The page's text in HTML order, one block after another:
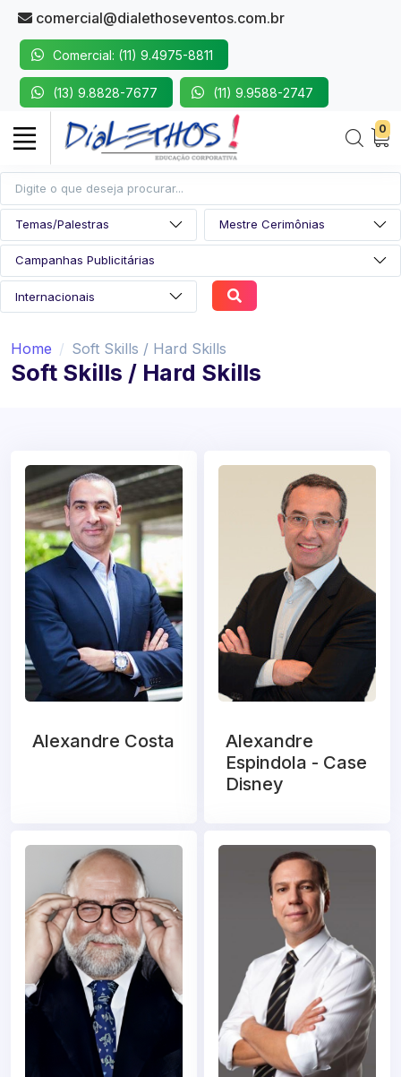
comercial@dialethoseventos.com.br
Comercial: (11) 9.4975-8811
(13) 9.8828-7677 (11) 9.9588-2747
0
Home Soft Skills / Hard Skills
Soft Skills / Hard Skills
Alexandre Costa
Alexandre
Espindola - Case
Disney